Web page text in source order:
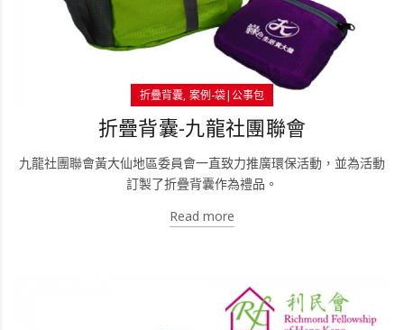
折疊背囊 案例-袋|公事包
折疊背囊-九龍社團聯會
九龍社團聯會黃大仙地區委員會一直致力推廣環保活動，並為活動
訂製了折疊背囊作為禮品。
Read more